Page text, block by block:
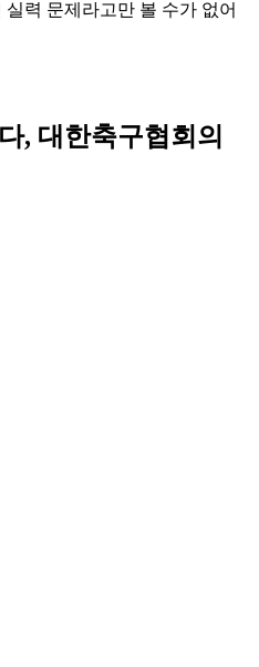
력 문제라고만 볼 수가 없어
, 대한축구협회의